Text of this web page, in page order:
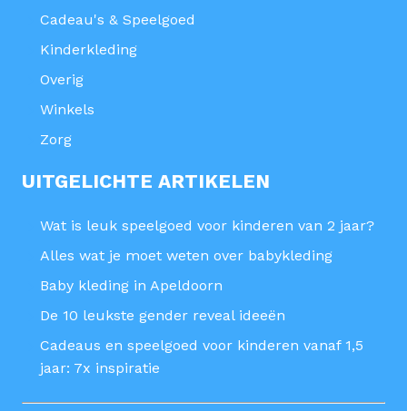
Cadeau's & Speelgoed
Kinderkleding
Overig
Winkels
Zorg
UITGELICHTE ARTIKELEN
Wat is leuk speelgoed voor kinderen van 2 jaar?
Alles wat je moet weten over babykleding
Baby kleding in Apeldoorn
De 10 leukste gender reveal ideeën
Cadeaus en speelgoed voor kinderen vanaf 1,5
jaar: 7x inspiratie